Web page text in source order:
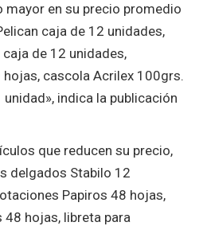
mayor en su precio promedio
caja de 12 unidades,
de 12 unidades,
cascola Acrilex 100grs.
indica la publicación
que reducen su precio,
delgados Stabilo 12
Papiros 48 hojas,
48 hojas, libreta para